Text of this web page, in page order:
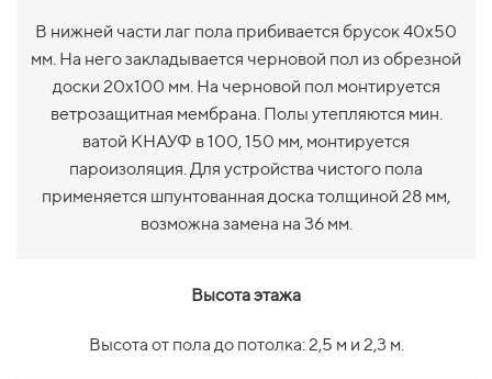
В нижней части лаг пола прибивается брусок 40х50
мм. На него закладывается черновой пол из обрезной
доски 20х100 мм. На черновой пол монтируется
ветрозащитная мембрана. Полы утепляются мин.
ватой КНАУФ в 100, 150 мм, монтируется
пароизоляция. Для устройства чистого пола
применяется шпунтованная доска толщиной 28 мм,
возможна замена на 36 мм.
Высота этажа
Высота от пола до потолка: 2,5 м и 2,3 м.